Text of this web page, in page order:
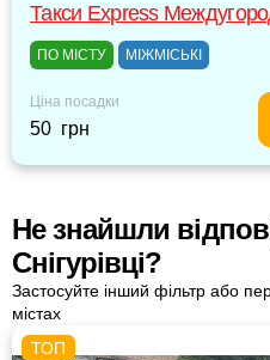
Такси Express
ПО МІСТУ МІЖМІСЬКІ
Ціна посадки
50 грн
Не знайшли
Снігурівці?
Застосуйте інший фільтр або
містах